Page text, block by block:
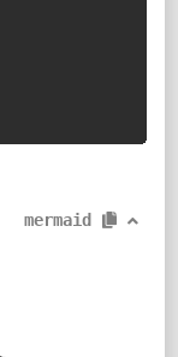
mermaid